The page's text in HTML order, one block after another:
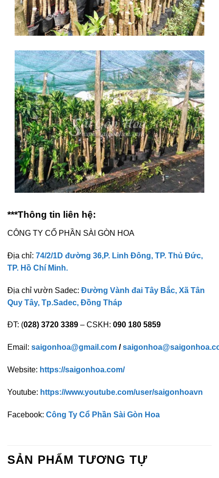
***Thông tin liên hệ:
CÔNG TY CỔ PHẦN SÀI GÒN HOA
Địa chỉ: 74/2/1D đường 36,P. Linh Đông, TP. Thủ Đức,
TP. Hồ Chí Minh.
Địa chỉ vườn Sadec: Đường Vành đai Tây Bắc, Xã Tân
Quy Tây, Tp.Sadec, Đồng Tháp
ĐT: (028) 3720 3389 – CSKH: 090 180 5859
Email: saigonhoa@gmail.com /
Website: https://saigonhoa.com/
Youtube: https://www.youtube.com/user/saigonhoavn
Facebook: Công Ty Cổ Phần Sài Gòn Hoa
SẢN PHẨM TƯƠNG TỰ